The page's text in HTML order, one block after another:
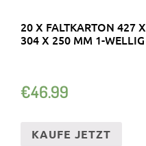
20 X FALTKARTON 427 X
304 X 250 MM 1-WELLIG
€46.99
KAUFE JETZT